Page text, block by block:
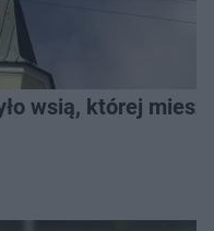
wsią, której